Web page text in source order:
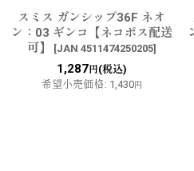
スミス ガンシップ36F ネオ
ン：03 ギンコ【ネコポス配送
可】
[JAN 4511474250205]
1,287円(税込)
希望小売価格: 1,430円